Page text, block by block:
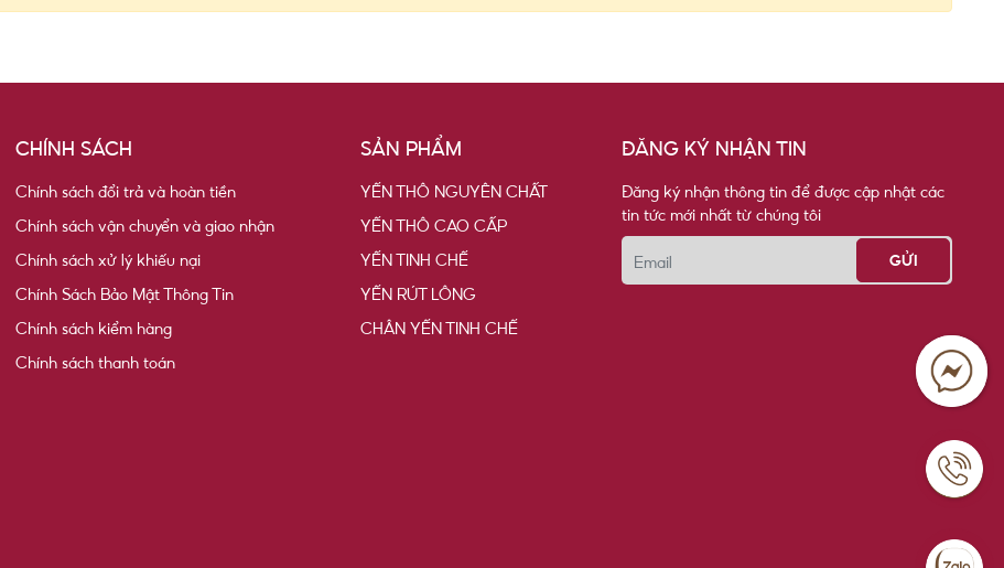
CHÍNH SÁCH
Chính sách đổi trả và hoàn tiền
Chính sách vận chuyển và giao nhận
Chính sách xử lý khiếu nại
Chính Sách Bảo Mật Thông Tin
Chính sách kiểm hàng
Chính sách thanh toán
SẢN PHẨM
YẾN THÔ NGUYÊN CHẤT
YẾN THÔ CAO CẤP
YẾN TINH CHẾ
YẾN RÚT LÔNG
CHÂN YẾN TINH CHẾ
ĐĂNG KÝ NHẬN TIN
Đăng ký nhận thông tin để được cập nhật các
tin tức mới nhất từ chúng tôi
Email